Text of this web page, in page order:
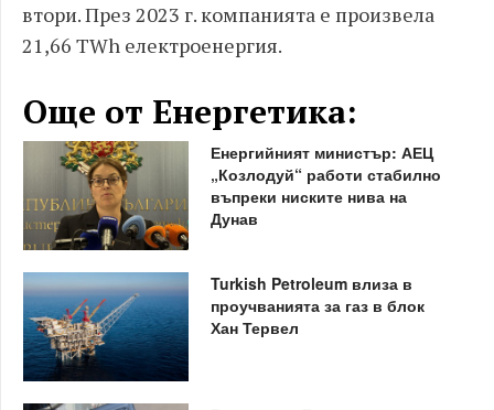
втори. През 2023 г. компанията е произвела
21,66 TWh електроенергия.
Още от Енергетика:
Енергийният министър: АЕЦ
„Козлодуй“ работи стабилно
въпреки ниските нива на
Дунав
Turkish Petroleum влиза в
проучванията за газ в блок
Хан Тервел